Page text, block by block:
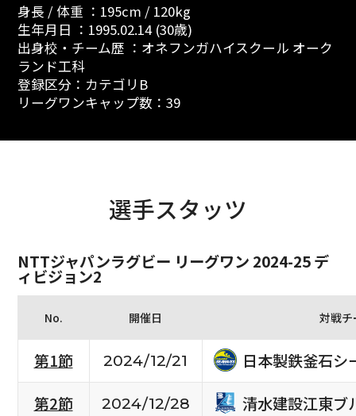
身長 / 体重 ：195cm / 120kg
生年月日 ：1995.02.14 (30歳)
出身校・チーム歴 ：オネフンガハイスクール オーク
ランド工科
登録区分：カテゴリB
リーグワンキャップ数：39
選手スタッツ
NTTジャパンラグビー リーグワン 2024-25 デ
ィビジョン2
No. 開催日 対戦チ
第1節 2024/12/21
日本製鉄釜石シ
第2節
2024/12/28
清水建設江東ブ